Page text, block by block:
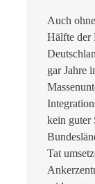
Auch
Hälfte der
gar Jahre
kein guter
Tat